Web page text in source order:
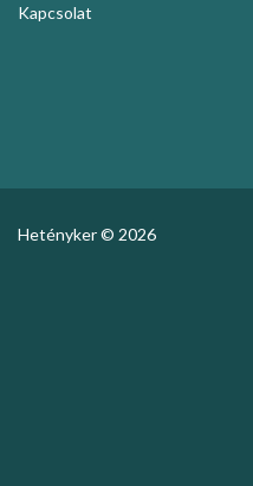
Kapcsolat
Hetényker © 2026